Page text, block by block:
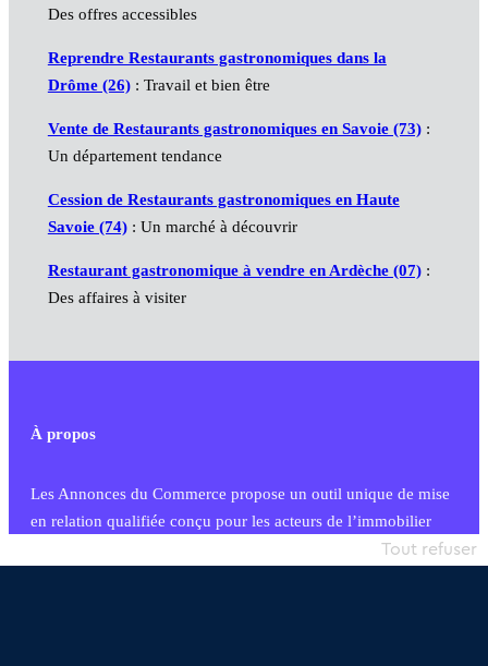
Des offres accessibles
Reprendre Restaurants gastronomiques dans la
Drôme (26): Travail et bien être
Vente de Restaurants gastronomiques en Savoie (73):
Un département tendance
Cession de Restaurants gastronomiques en Haute
Savoie (74): Un marché à découvrir
Restaurant gastronomique à vendre en Ardèche (07):
Des affaires à visiter
À propos
Les Annonces du Commerce propose un outil unique de mise
en relation qualifiée conçu pour les acteurs de l’immobilier
commercial et les collectivités territoriales, simple et intégrant
Tout refuser